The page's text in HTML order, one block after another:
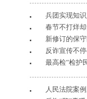
兵团实现知
春节不打烊
新修订的保
反诈宣传不
最高检“检护
人民法院案